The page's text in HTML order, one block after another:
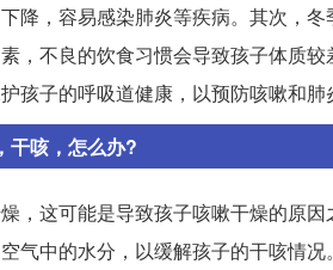
降，容易感染肺炎等疾病。其次，
，不良的饮食习惯会导致孩子体质
孩子的呼吸道健康，以预防咳嗽和肺
干咳，怎么办?
，这可能是导致孩子咳嗽干燥的原
气中的水分，以缓解孩子的干咳情